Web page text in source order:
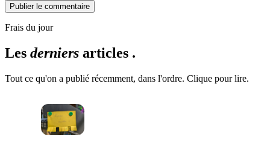
Publier le commentaire
Frais du jour
Les derniers articles .
Tout ce qu'on a publié récemment, dans l'ordre. Clique pour lire.